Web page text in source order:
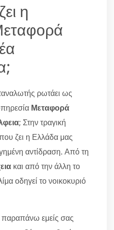
η
ρωτάει ως
Μεταφορά
; Στην τραγική
ζει η Ελλάδα μας
αντίδραση. Από τη
και από την άλλη το
οδηγεί το νοικοκυριό
εμείς σας